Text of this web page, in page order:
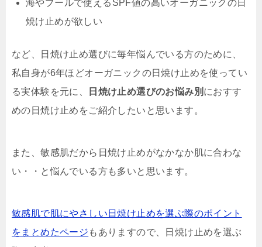
海やプールで使えるSPF値の高いオーガニックの日
焼け止めが欲しい
など、日焼け止め選びに毎年悩んでいる方のために、
私自身が6年ほどオーガニックの日焼け止めを使ってい
る実体験を元に、
日焼け止め選びのお悩み別 におすす
めの日焼け止めをご紹介したいと思います。
また、敏感肌だから日焼け止めがなかなか肌に合わな
い・・と悩んでいる方も多いと思います。
敏感肌で肌にやさしい日焼け止めを選ぶ際のポイント
をまとめたページ もありますので、日焼け止めを選ぶ